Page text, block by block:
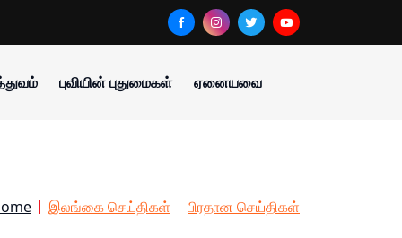
புவியின் புதுமைகள் ஏனையவை
இலங்கை செய்திகள் பிரதான செய்திகள்